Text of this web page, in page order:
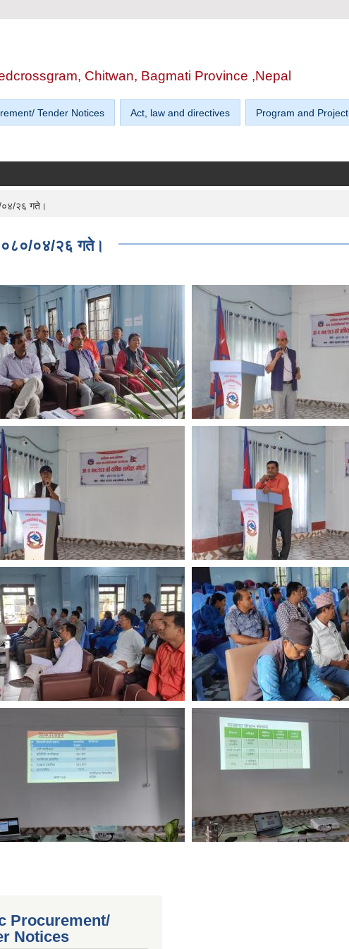
Chitwan, Bagmati Province ,Nepal
Tender Notices Act, law and directives Program and Project
०४/२६ गते।
२०८०/०४/२६ गते।
Procurement/
Notices